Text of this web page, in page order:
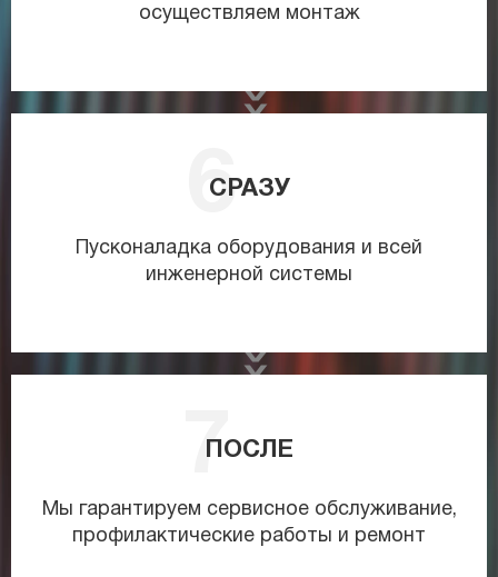
осуществляем монтаж
СРАЗУ
Пусконаладка оборудования и всей
инженерной системы
ПОСЛЕ
Мы гарантируем сервисное обслуживание,
профилактические работы и ремонт